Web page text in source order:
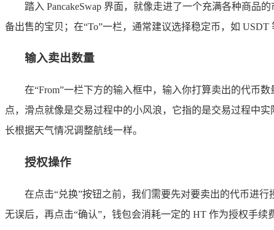
踏入 PancakeSwap 界面，就像走进了一个充满各种商品
备出售的宝贝；在“To”一栏，通常建议选择稳定币，如
输入卖出数量
在“From”一栏下方的输入框中，输入你打算卖出的代币
点，滑点就像是交易过程中的小风浪，它指的是交易过程中
长根据天气情况调整航线一样。
授权操作
在点击“兑换”按钮之前，我们需要先对要卖出的代币进
无误后，再点击“确认”，钱包会消耗一定的 HT 作为授权手